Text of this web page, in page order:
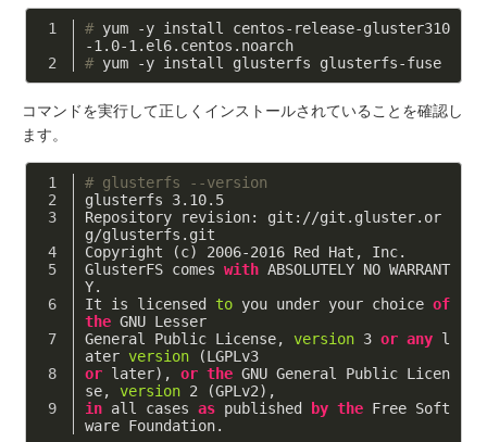
# yum -y install centos-release-gluster310
-1.0-1.el6.centos.noarch
# yum -y install glusterfs glusterfs-fuse
コマンドを実行して正しくインストールされていることを確認し
ます。
# glusterfs --version
glusterfs 3.10.5
Repository revision: git://git.gluster.or
g/glusterfs.git
Copyright (c) 2006-2016 Red Hat, Inc.
GlusterFS comes with ABSOLUTELY NO WARRANT
Y.
It is licensed to you under your choice of
the GNU Lesser
General Public License, version 3 or any l
ater version (LGPLv3
or later), or the GNU General Public Licen
se, version 2 (GPLv2),
in all cases as published by the Free Soft
ware Foundation.